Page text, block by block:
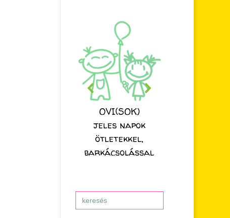
OVI(SOK)
jeles napok
ötletekkel,
barkácsolással
Search
for: